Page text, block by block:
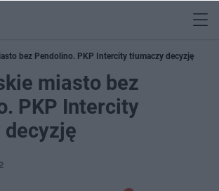
bez Pendolino. PKP Intercity tłumaczy decyzję
miasto bez
PKP Intercity
decyzję